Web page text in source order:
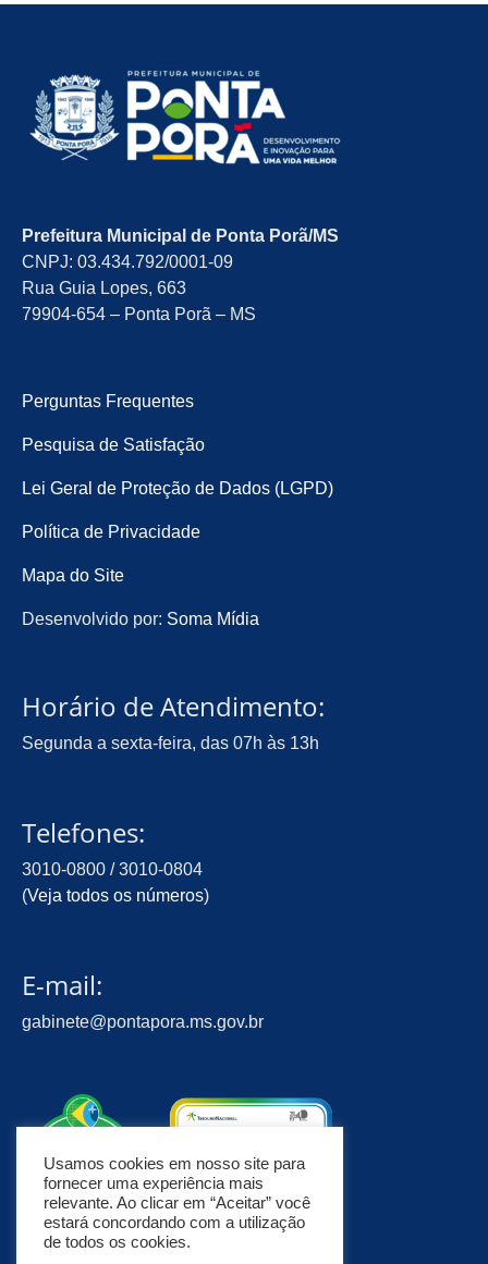
Prefeitura Municipal de Ponta Porã/MS
CNPJ: 03.434.792/0001-09
Rua Guia Lopes, 663
79904-654 – Ponta Porã – MS
Perguntas Frequentes
Pesquisa de Satisfação
Lei Geral de Proteção de Dados (LGPD)
Política de Privacidade
Mapa do Site
Desenvolvido por: Soma Mídia
Horário de Atendimento:
Segunda a sexta-feira, das 07h às 13h
Telefones:
3010-0800 / 3010-0804
(Veja todos os números)
E-mail:
gabinete@pontapora.ms.gov.br
Usamos cookies em nosso site para
fornecer uma experiência mais
relevante. Ao clicar em “Aceitar” você
estará concordando com a utilização
de todos os cookies.